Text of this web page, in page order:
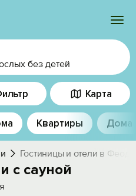
без детей
Карта
Квартиры Дома
Гостиницы и отели в
с сауной